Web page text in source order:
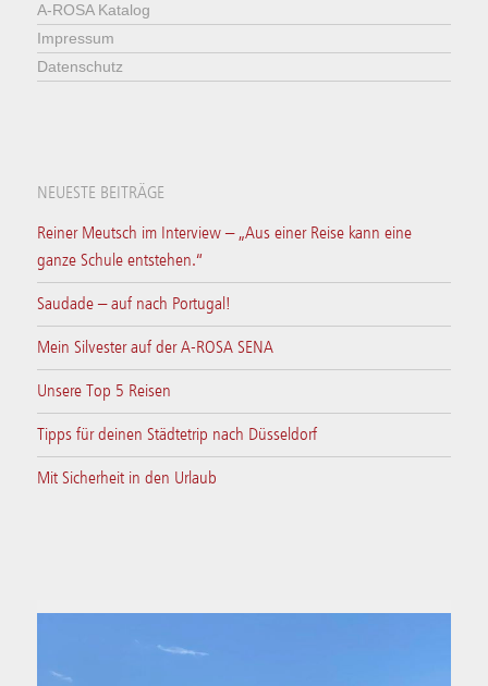
A-ROSA Katalog
Impressum
Datenschutz
NEUESTE BEITRÄGE
Reiner Meutsch im Interview – „Aus einer Reise kann eine
ganze Schule entstehen.“
Saudade – auf nach Portugal!
Mein Silvester auf der A-ROSA SENA
Unsere Top 5 Reisen
Tipps für deinen Städtetrip nach Düsseldorf
Mit Sicherheit in den Urlaub